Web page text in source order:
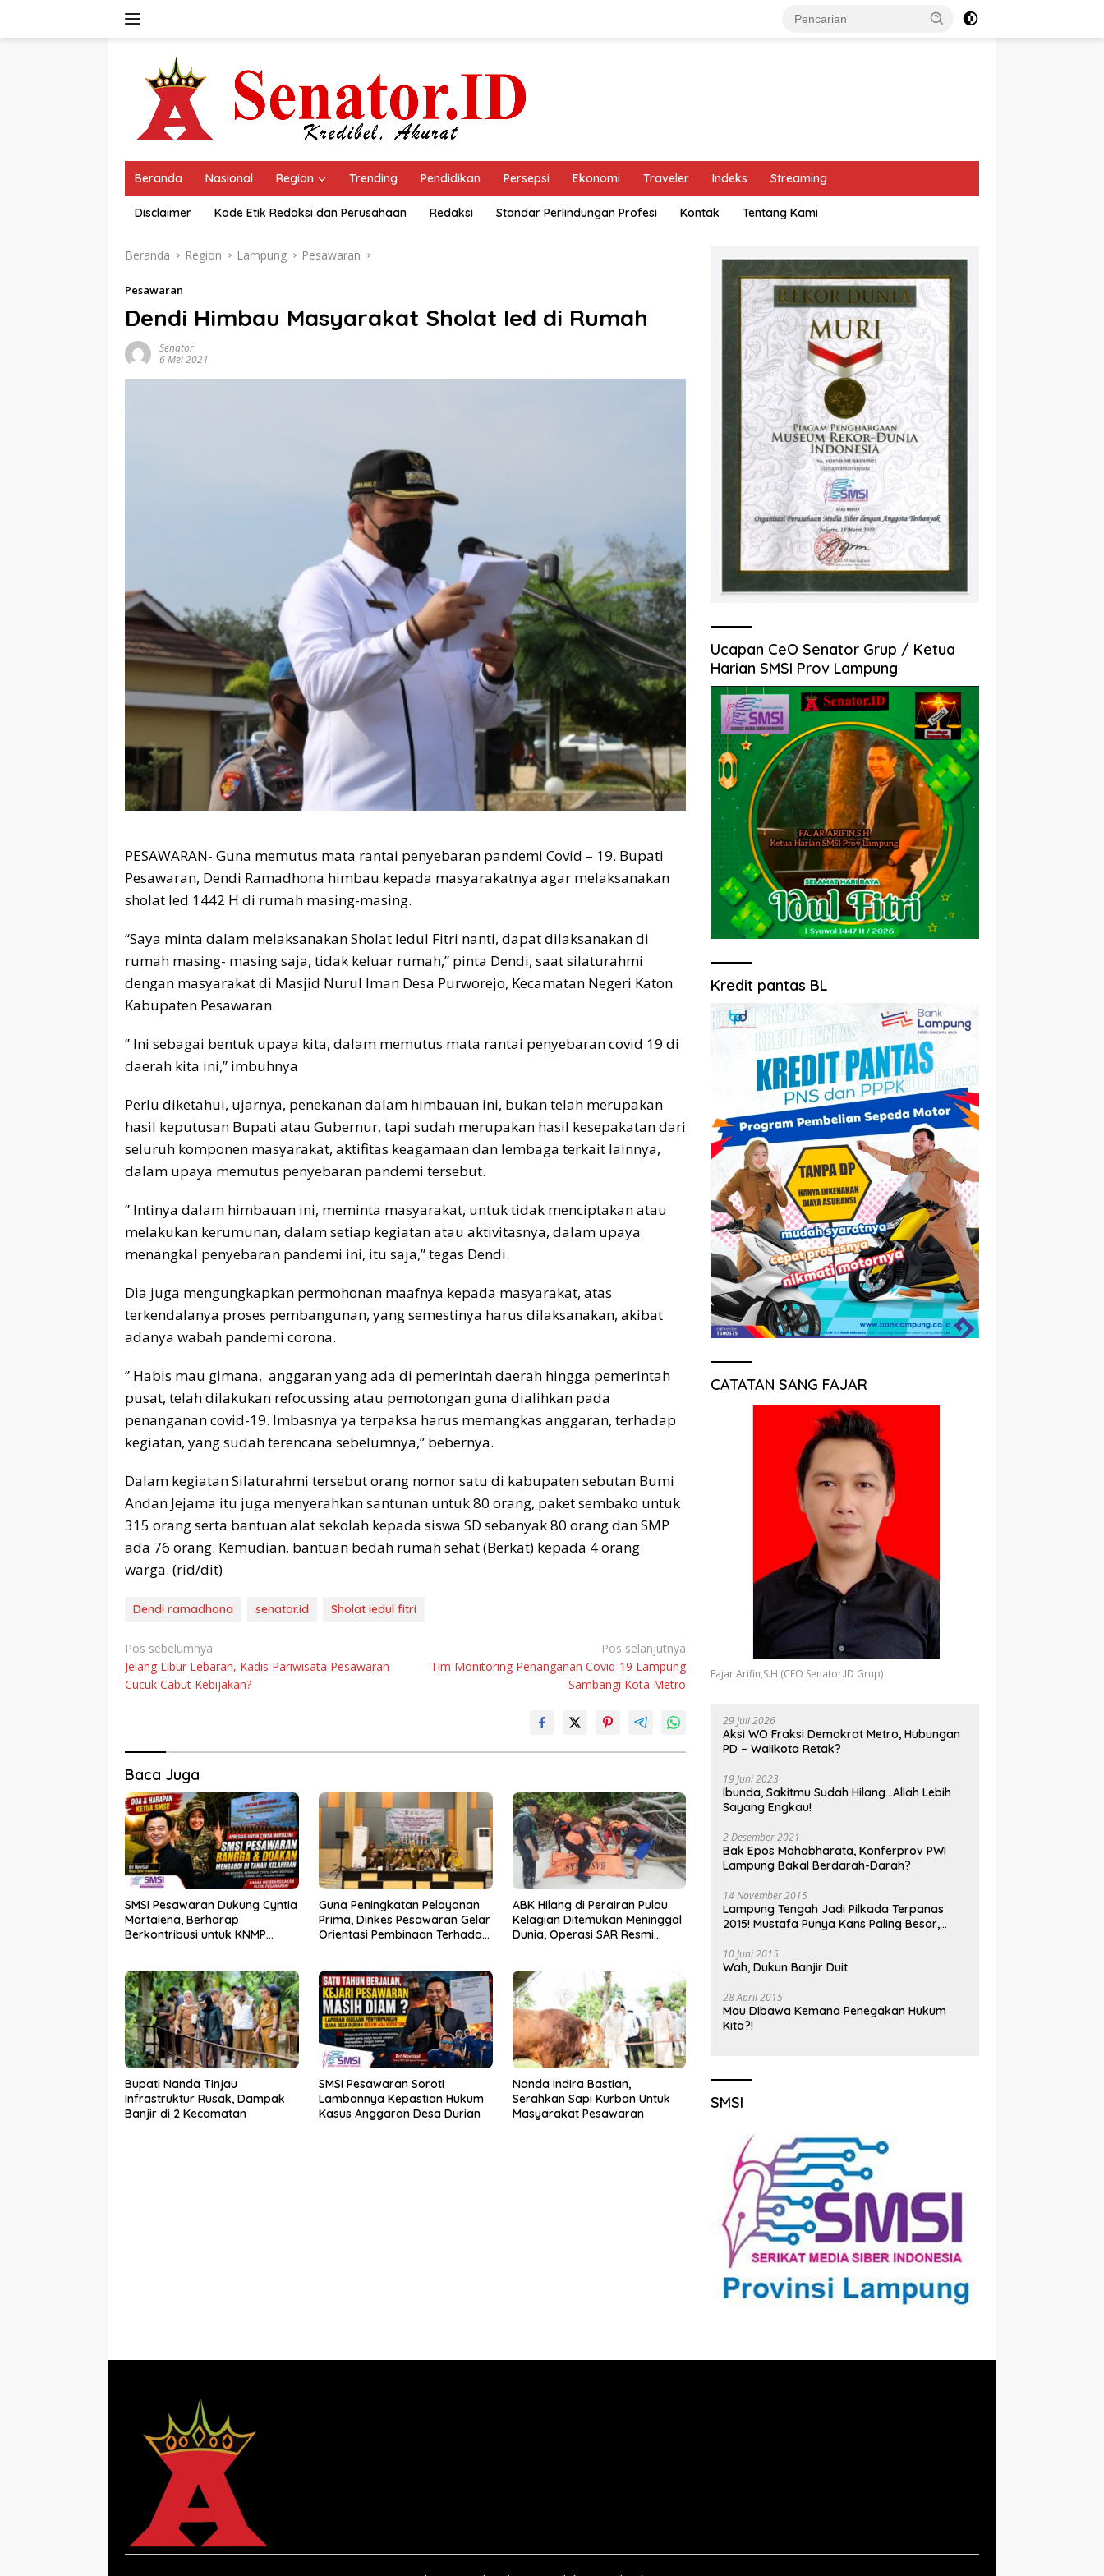
Beranda Nasional Region Trending Pendidikan Persepsi Ekonomi Traveler Indeks Streaming
Disclaimer Kode Etik Redaksi dan Perusahaan Redaksi Standar Perlindungan Profesi Kontak Tentang Kami
Beranda Region Lampung Pesawaran
Pesawaran
Dendi Himbau Masyarakat Sholat Ied di Rumah
Senator
6 Mei 2021
PESAWARAN- Guna memutus mata rantai penyebaran pandemi Covid – 19. Bupati
Pesawaran, Dendi Ramadhona himbau kepada masyarakatnya agar melaksanakan
sholat Ied 1442 H di rumah masing-masing.
“Saya minta dalam melaksanakan Sholat Iedul Fitri nanti, dapat dilaksanakan di
rumah masing- masing saja, tidak keluar rumah,” pinta Dendi, saat silaturahmi
dengan masyarakat di Masjid Nurul Iman Desa Purworejo, Kecamatan Negeri Katon
Kabupaten Pesawaran
” Ini sebagai bentuk upaya kita, dalam memutus mata rantai penyebaran covid 19 di
daerah kita ini,” imbuhnya
Perlu diketahui, ujarnya, penekanan dalam himbauan ini, bukan telah merupakan
hasil keputusan Bupati atau Gubernur, tapi sudah merupakan hasil kesepakatan dari
seluruh komponen masyarakat, aktifitas keagamaan dan lembaga terkait lainnya,
dalam upaya memutus penyebaran pandemi tersebut.
” Intinya dalam himbauan ini, meminta masyarakat, untuk tidak menciptakan atau
melakukan kerumunan, dalam setiap kegiatan atau aktivitasnya, dalam upaya
menangkal penyebaran pandemi ini, itu saja,” tegas Dendi.
Dia juga mengungkapkan permohonan maafnya kepada masyarakat, atas
terkendalanya proses pembangunan, yang semestinya harus dilaksanakan, akibat
adanya wabah pandemi corona.
” Habis mau gimana, anggaran yang ada di pemerintah daerah hingga pemerintah
pusat, telah dilakukan refocussing atau pemotongan guna dialihkan pada
penanganan covid-19. Imbasnya ya terpaksa harus memangkas anggaran, terhadap
kegiatan, yang sudah terencana sebelumnya,” bebernya.
Dalam kegiatan Silaturahmi tersebut orang nomor satu di kabupaten sebutan Bumi
Andan Jejama itu juga menyerahkan santunan untuk 80 orang, paket sembako untuk
315 orang serta bantuan alat sekolah kepada siswa SD sebanyak 80 orang dan SMP
ada 76 orang. Kemudian, bantuan bedah rumah sehat (Berkat) kepada 4 orang
warga. (rid/dit)
Dendi ramadhona senator.id Sholat iedul fitri
Navigasi
pos
Pos sebelumnya
Jelang Libur Lebaran, Kadis Pariwisata Pesawaran
Cucuk Cabut Kebijakan?
Pos selanjutnya
Tim Monitoring Penanganan Covid-19 Lampung
Sambangi Kota Metro
Baca Juga
SMSI Pesawaran Dukung Cyntia
Martalena, Berharap
Berkontribusi untuk KNMP
Guna Peningkatan Pelayanan
Prima, Dinkes Pesawaran Gelar
Orientasi Pembinaan Terhadap
ABK Hilang di Perairan Pulau
Kelagian Ditemukan Meninggal
Dunia, Operasi SAR Resmi
Bupati Nanda Tinjau
Infrastruktur Rusak, Dampak
Banjir di 2 Kecamatan
SMSI Pesawaran Soroti
Lambannya Kepastian Hukum
Kasus Anggaran Desa Durian
Nanda Indira Bastian,
Serahkan Sapi Kurban Untuk
Masyarakat Pesawaran
Ucapan CeO Senator Grup / Ketua
Harian SMSI Prov Lampung
Kredit pantas BL
CATATAN SANG FAJAR
Fajar Arifin,S.H (CEO Senator.ID Grup)
29 Juli 2026
Aksi WO Fraksi Demokrat Metro, Hubungan
PD – Walikota Retak?
19 Juni 2023
Ibunda, Sakitmu Sudah Hilang…Allah Lebih
Sayang Engkau!
2 Desember 2021
Bak Epos Mahabharata, Konferprov PWI
Lampung Bakal Berdarah-Darah?
14 November 2015
Lampung Tengah Jadi Pilkada Terpanas
2015! Mustafa Punya Kans Paling Besar,
10 Juni 2015
Wah, Dukun Banjir Duit
28 April 2015
Mau Dibawa Kemana Penegakan Hukum
Kita?!
SMSI